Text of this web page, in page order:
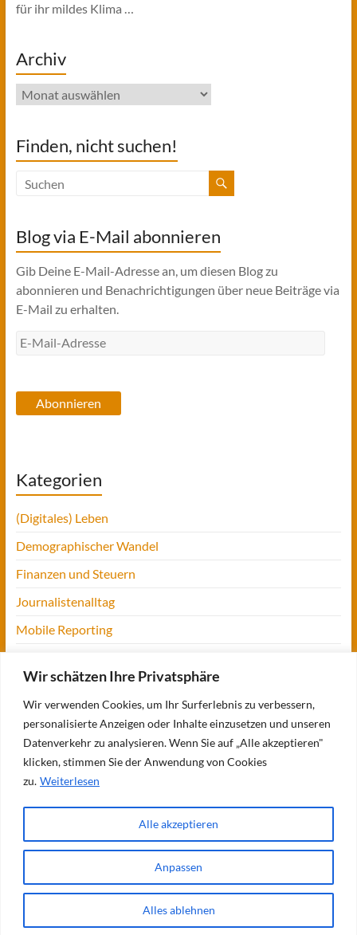
Wir schätzen Ihre Privatsphäre
Wir verwenden Cookies, um Ihr Surferlebnis zu verbessern,
personalisierte Anzeigen oder Inhalte einzusetzen und unseren
Datenverkehr zu analysieren. Wenn Sie auf „Alle akzeptieren"
klicken, stimmen Sie der Anwendung von Cookies
zu. Weiterlesen
Anpassen
Alles ablehnen
Alle akzeptieren
für ihr mildes Klima …
Archiv
Archiv
Finden, nicht suchen!
Blog via E-Mail abonnieren
Gib Deine E-Mail-Adresse an, um diesen Blog zu
abonnieren und Benachrichtigungen über neue Beiträge via
E-Mail zu erhalten.
E-
Abonnieren
Kategorien
(Digitales) Leben
Demographischer Wandel
Finanzen und Steuern
Journalistenalltag
Mobile Reporting
Tansania
UofM
Verbraucherjournalismus
Workshops, Konferenzen & Messen
ThemeGrill. Präsentiert von:WordPress.
Meine Projekte
meine Themen
Seminare und Vorträge Meine Referenzen Blogs
Fit für
Journalismus
Reiseblog: Op jück
Impressum/Kontakt
Datenschutzerklärung